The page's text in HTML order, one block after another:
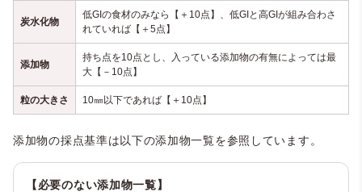
炭水化物
低GIの食材のみなら【＋10点】、低GIと高GIが組み合わさ
れていれば【＋5点】
添加物
持ち点を10点とし、入っている添加物の有無によっては最
大【－10点】
粒の大きさ 10㎜以下であれば【＋10点】
添加物の採点基準は以下の添加物一覧を参照しています。
【必要のない添加物一覧】